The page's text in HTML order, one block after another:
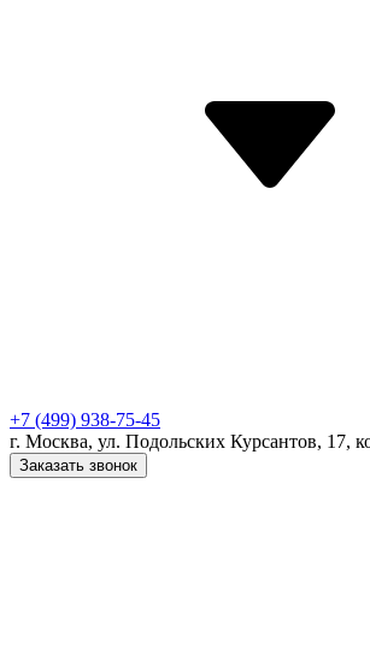
+7 (499) 938-75-45
г. Москва, ул. Подольских Курсантов, 17,
Заказать звонок